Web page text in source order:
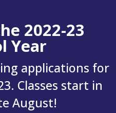
2022-23
Year
applications for
Classes start in
August!